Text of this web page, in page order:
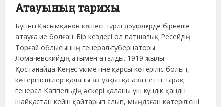
Атауының тарихы
Бүгінгі Қасымқанов көшесі түрлі дәуірлерде бірнеше
атауға ие болған. Бір кездері ол патшалық Ресейдің
Торғай облысының генерал-губернаторы
Ломачевскийдің атымен аталды. 1919 жылы
Қостанайда Кеңес үкіметіне қарсы көтеріліс болып,
көтерілісшілер қаланы аз уақытқа азат етті. Бірақ
генерал Каппельдің әскері қаланы үш күндік қанды
шайқастан кейін қайтарып алып, мыңдаған көтерілісші